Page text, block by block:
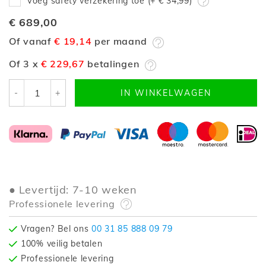
€ 689,00
Of vanaf€ 19,14 per maand
Of 3 x € 229,67 betalingen
- + IN WINKELWAGEN
Levertijd: 7-10 weken
Professionele levering
Vragen? Bel ons00 31 85 888 09 79
100% veilig betalen
Professionele levering